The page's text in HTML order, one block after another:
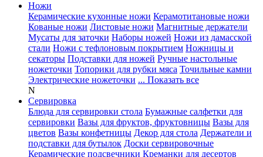
Ножи
Керамические кухонные ножи Керамотитановые ножи
Кованые ножи Листовые ножи Магнитные держатели
Мусаты для заточки Наборы ножей Ножи из дамасской
стали Ножи с тефлоновым покрытием Ножницы и
секаторы Подставки для ножей Ручные настольные
ножеточки Топорики для рубки мяса Точильные камни
Электрические ножеточки ... Показать все
N
Сервировка
Блюда для сервировки стола Бумажные салфетки для
сервировки Вазы для фруктов, фруктовницы Вазы для
цветов Вазы конфетницы Декор для стола Держатели и
подставки для бутылок Доски сервировочные
Керамические подсвечники Креманки для десертов